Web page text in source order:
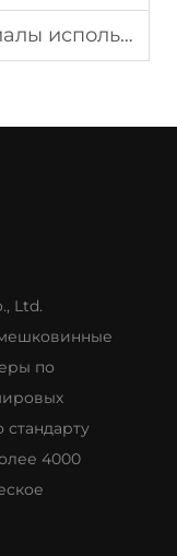
пакетов с застежкой-молнией
Ltd.
по
4000